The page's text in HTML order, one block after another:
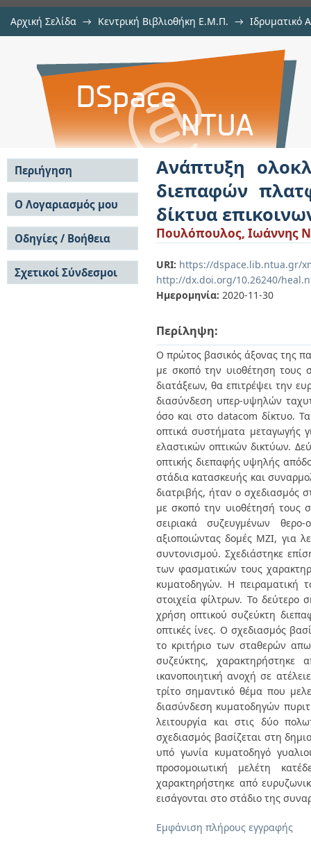
Αρχική Σελίδα → Κεντρική Βιβλιοθήκη Ε.Μ.Π. → Ιδρυματικό
Ανάπτυξη ολοκληρωμένων
πλατφόρμας SOI για εφαρμογές
Ανάπτυξη
διεπαφών
δίκτυα
Πουλόπουλος, Ιωάννης
URI: https://dspace.lib.ntua.gr/
http://dx.doi.org/10.26240/
Ημερομηνία: 2020-11-30
Περίληψη:
Ο πρώτος βασικός άξονας της
με σκοπό την υιοθέτηση τους
διατάξεων, θα επιτρέψει την
διασύνδεση υπερ-υψηλών
όσο και στο datacom δίκτυο.
οπτικά συστήματα μεταγωγής
ελαστικών οπτικών δικτύων.
οπτικής διεπαφής υψηλής
στάδια κατασκευής και
διατριβής, ήταν ο σχεδιασμός
με σκοπό την υιοθέτησή τους
σειριακά συζευγμένων
αξιοποιώντας δομές ΜΖΙ, για
συντονισμού. Σχεδιάστηκε
των φασματικών τους
κυματοδηγών. Η πειραματική
στοιχεία φίλτρων. Το δεύτερο
χρήση οπτικού συζεύκτη
οπτικές ίνες. Ο σχεδιασμός
το κριτήριο των σταθερών
συζεύκτης, χαρακτηρήστηκε
ικανοποιητική ανοχή σε
τρίτο σημαντικό θέμα που
διασύνδεση κυματοδηγών
λειτουργία και στις δύο
σχεδιασμός βασίζεται στη
υπό γωνία κυματοδηγό
προσομοιωτική μελέτη
χαρακτηρήστηκε από
εισάγονται στο στάδιο της
Εμφάνιση πλήρους εγγραφής
Περιήγηση
Σε όλο το DSpace
Κοινότητες & Συλλογές
Ανά Ημερομηνία
Έκδοσης
Συγγραφείς
Τίτλοι
Θέματα
Ο Λογαριασμός μου
Σύνδεση
Εγγραφή
Οδηγίες / Βοήθεια
Οδηγίες Υποβολής
Οδηγίες Χρήσης ΙΑ
Συχνές Ερωτήσεις
Σχετικοί Σύνδεσμοι